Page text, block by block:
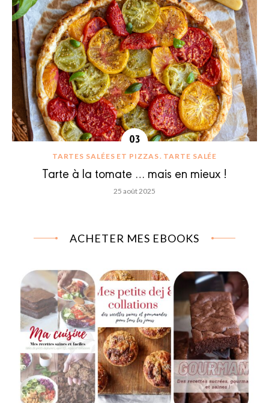
TARTES SALÉES ET PIZZAS TARTE SALÉE
Tarte à la tomate … mais en mieux !
25 août 2025
ACHETER MES EBOOKS